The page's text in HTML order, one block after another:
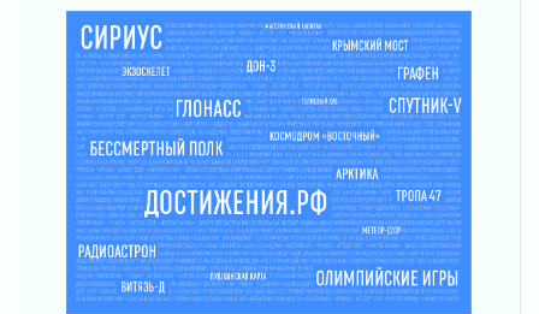
Ленинградской области о неоплаченных
счетах
02 августа 2026
Пропавшего подростка нашли в Кировском
районе Ленобласти
02 августа 2026
Жителям Ленобласти напомнили, как
действовать при укусе клеща
02 августа 2026
В Ивангороде назвали новых почетных
граждан Ленинградской области